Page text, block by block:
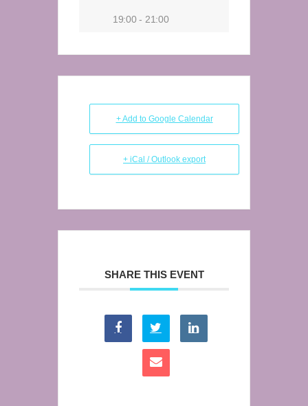
19:00 - 21:00
+ Add to Google Calendar
+ iCal / Outlook export
SHARE THIS EVENT